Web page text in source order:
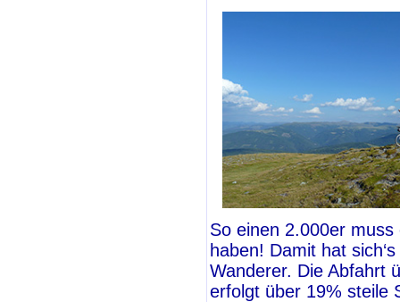
So einen 2.000er
haben! Damit hat
Wanderer. Die Abfahrt
erfolgt über 19% steile